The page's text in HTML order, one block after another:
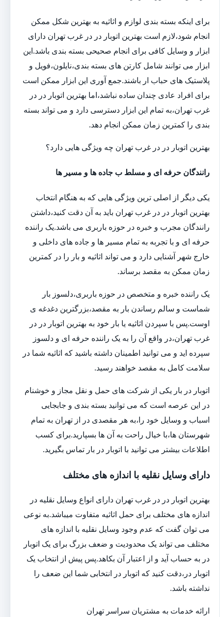
برای اینکه بسته بندی لوازم و اثاثیه به بهترین شکل ممکن
انجام شود،لازم است بهترین اتوبار در در غرب تهران دارای
ابزار و وسایل کافی برای انجام صحیحی بسته بندی باشد.این
ابزار می توانند شامل کارتن های بسته بندی،نایلون،فویل و
پلاستیک های حباب ار باشند.جمع آوری این ابزار ممکن است
برای افراد عادی چندان ساده نباشد،اما بهترین اتوبار در در
غرب تهران،به تمام این ابزار دسترسی دارد و می تواند بسته
بندی را کمترین زمان ممکن انجام دهد.
بهترین اتوبار در در غرب تهران چه ویژگی هایی دارد؟
رانندگان حرفه ای و مسلط ب جاده ها و مسیر ها
یکی دیگر از اصلی ترین ویژگی هایی که به هنگام انتخاب
بهترین اتوبار در در غرب تهران باید به آن دقت کنید،داشتن
رانندگان مجرب و خبره در حوزه باربری می باشد.یک راننده
حرفه ای و با تجربه به تمام مسیر ها و جاده های داخلی و
خارج شهر آشنایی دارد و می تواند اثاثیه و بار را در کمترین
زمان ممکن به مقصد برساند.
یک راننده خبره و متخصص در حوزه باربری،دلسوز بار
شماست و سالم رساندن بار به مقصد،بزرگترین دغدغه ی
اوست.پس با سپردن اثاثیه یا بار خود به بهترین اتوبار در در
غرب تهران،در واقع آن را به یک راننده حرفه ای و دلسوز
سپرده اید و می توانید اطمینان داشته باشید که اثاثیه شما در
سلامت کامل به مقصد خواهند رسید.
اتوبار در بار یکی از شرکت های حمل و نقل مجاز و خوشنام
در این عرصه است که می توانید بسته بندی و جابجایی
اسباب و وسایل خود را،به هر مقصدی در از تهران به تمام
شهرستان ها،با خیال راحت به آن ها بسپارید.برای کسب
اطلاعات بیشتر می توانید با اتوبار در بار تماس بگیرید.
دارای وسایل نقلیه با اندازه های مختلف
بهترین اتوبار در در غرب تهران دارای انواع وسایل نقلیه در
اندازه های مختلف برای حمل اثاثیه متفاوت می‎باشد.به نوعی
می توان گفت که عدم وجود وسایل نقلیه با اندازه های
مختلف می تواند یک محدودیت و ضعف بزرگ برای یک اتوبار
در به حساب آید و از اعتبار آن بکاهد.پس پیش از انتخاب یک
اتوبار در،دقت کنید که اتوبار در انتخابی شما این ضعف را
نداشته باشد.
ارائه خدمات به مشتریان سراسر تهران